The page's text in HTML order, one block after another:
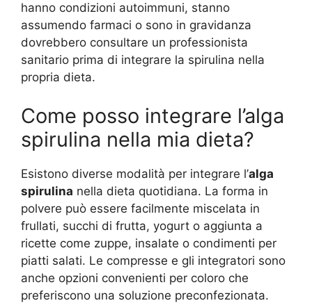
hanno condizioni autoimmuni, stanno
assumendo farmaci o sono in gravidanza
dovrebbero consultare un professionista
sanitario prima di integrare la spirulina nella
propria dieta.
Come posso integrare l’alga
spirulina nella mia dieta?
Esistono diverse modalità per integrare l’alga
spirulina nella dieta quotidiana. La forma in
polvere può essere facilmente miscelata in
frullati, succhi di frutta, yogurt o aggiunta a
ricette come zuppe, insalate o condimenti per
piatti salati. Le compresse e gli integratori sono
anche opzioni convenienti per coloro che
preferiscono una soluzione preconfezionata.